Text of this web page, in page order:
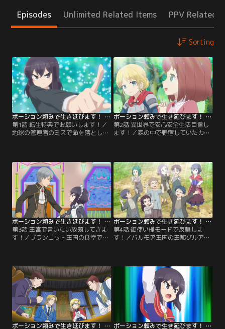
Episodes Unlimited Related Items PPV Related
Sorting
ポーション頼みで生き延びます！ 第01話
第1話 転生特典でお願いします！／
地球の管理者のミスで命を落とした
の世界のあらゆる言語の会話と読み
書きの能力」「考えたとおりの薬品
を、考えたとおりの容器に入れて出
す能力」…。【提供：バンダイチャ
ンネル】
ポーション頼みで生き延びます！ 第02話
第2話 異世界で安心安全生活目指し
ます！／森の中で野宿していたカオ
祖母のために祝福を賜りたい、とエ
クトルに懇願されたカオルは「悲し
い話をして私に涙を流させてくださ
い」と要求。護衛役の女騎士・フラ
ンセットの話があまりにも悲しかっ
たため、カオルは…。【提供：バン
ダイチャンネル】
ポーション頼みで生き延びます！ 第03話
第3話 王宮で言いたい放題してきま
す！／ブランコット王国の食堂でウ
招待される。この日、開催されたの
はただの舞踏会ではなく、なんと王
子がお妃候補を選ぶ重大な会だっ
た。しかしカオル自身は結婚する気
どころか、フェルナンを気に入って
すらいない。【提供：バンダイチャ
ンネル】
ポーション頼みで生き延びます！ 第04話
第4話 御使い様モードで反撃しま
す！／バルモア王国の王都グルアに
ルアにも多くの孤児や貧民がいるこ
とに気づいたカオルは、『女神の
眼』という秘密組織を結成。孤児た
ちに街中の情報を集めさせると、女
神の御使いだと名乗って怪我人や病
人をポーションで助けていた。【提
供：バンダイチャンネル】
ポーション頼みで生き延びます！ 第05話
ポーション頼みで生き延びます！ 第06話